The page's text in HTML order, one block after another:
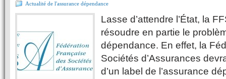
Actualité de l'assurance dépendance
Lasse d’attendre l’État, la
résoudre en partie le
dépendance. En effet, la
Sociétés d’Assurances
d’un label de l’assurance